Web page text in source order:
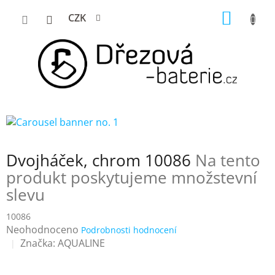
CZK
Dvojháček, chrom 10086 Na tento
produkt poskytujeme množstevní
slevu
10086
Průměrné
hodnocení
Neohodnoceno Podrobnosti hodnocení
Značka: AQUALINE